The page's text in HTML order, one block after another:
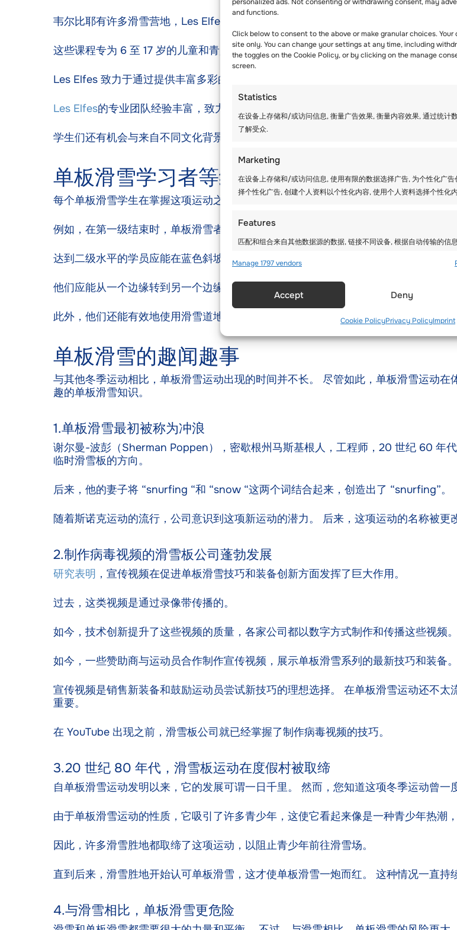
and functions.
Click below to consent to the above or make granular choices.
site only. You can change your settings at any time, including
the toggles on the Cookie Policy, or by clicking on the manage
screen.
Statistics
在设备上存储和/或访问信息, 衡量广告效果, 衡量内容效果, 通过统计
了解受众.
Marketing
在设备上存储和/或访问信息, 使用有限的数据选择广告, 为个性化广
择个性化广告, 创建个人资料以个性化内容, 使用个人资料选择个性化
Features
匹配和组合来自其他数据源的数据, 链接不同设备, 根据自动传输的信
确保安全，防止和检测欺诈，并修复错误, 提供和展示
Manage 1797 vendors
Accept Deny
Cookie PolicyPrivacy PolicyImprint
韦尔比耶有许多滑雪营地，Les Elfes 是其中最好的一个。 从 12 月初到 4 月底，游客
这些课程专为 6 至 17 岁的儿童和青少年设计。
Les Elfes 致力于通过提供丰富多彩的游览和语言课程，将雪上学习与
Les Elfes的专业团队经验丰富，致力于最大限度地丰富学生的登山体验，提高他们的技
学生们还有机会与来自不同文化背景的其他学生交流，结交新朋友。 为了鼓励学生取
单板滑雪学习者等级
每个单板滑雪学生在掌握这项运动之前都要经历不同的阶段。
例如，在第一级结束时，单板滑雪者应该能够停下来，展示他们根据速度利用不同的
达到二级水平的学员应能在蓝色斜坡上自信地独立完成基本转弯，脚尖和脚跟边缘均
他们应能从一个边缘转到另一个边缘。 在第五个也是最后一个级别，单板滑雪者应能
此外，他们还能有效地使用滑雪道地图，并在路线骑行方面积累了足够的经验。
单板滑雪的趣闻趣事
与其他冬季运动相比，单板滑雪运动出现的时间并不长。 尽管如此，单板滑雪运动
趣的单板滑雪知识。
1.单板滑雪最初被称为冲浪
谢尔曼-波彭（Sherman Poppen），密歇根州马斯基根人，工程师，20 世纪 60 年
临时滑雪板的方向。
后来，他的妻子将 “snurfing “和 “snow “这两个词结合起来，创造出了 “snurfing”。
随着斯诺克运动的流行，公司意识到这项新运动的潜力。 后来，这项运动的名称被更
2.制作病毒视频的滑雪板公司蓬勃发展
研究表明 ，宣传视频在促进单板滑雪技巧和装备创新方面发挥了巨大作用。
过去，这类视频是通过录像带传播的。
如今，技术创新提升了这些视频的质量，各家公司都以数字方式制作和传播这些视频。
如今，一些赞助商与运动员合作制作宣传视频，展示单板滑雪系列的最新技巧和装备。
宣传视频是销售新装备和鼓励运动员尝试新技巧的理想选择。 在单板滑雪运动还不
重要。
在 YouTube 出现之前，滑雪板公司就已经掌握了制作病毒视频的技巧。
3.20 世纪 80 年代，滑雪板运动在度假村被取缔
自单板滑雪运动发明以来，它的发展可谓一日千里。 然而，您知道这项冬季运动曾一
由于单板滑雪运动的性质，它吸引了许多青少年，这使它看起来像是一种青少年热潮
因此，许多滑雪胜地都取缔了这项运动，以阻止青少年前往滑雪场。
直到后来，滑雪胜地开始认可单板滑雪，这才使单板滑雪一炮而红。 这种情况一直持
4.与滑雪相比，单板滑雪更危险